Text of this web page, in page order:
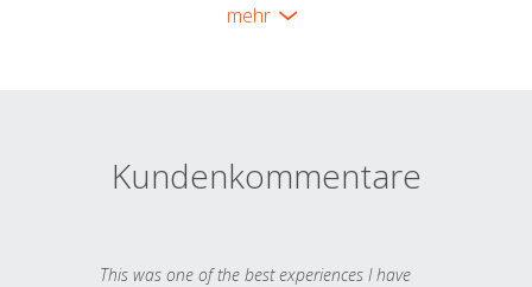
mehr
Kundenkommentare
This was one of the best experiences I have